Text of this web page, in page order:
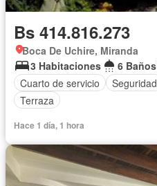
Bs 414.816.273
Boca De Uchire, Miranda
3 Habitaciones
6 Baños
Cuarto de servicio
Seguridad
Terraza
Hace 1 día, 1 hora